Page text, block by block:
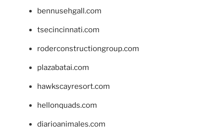
bennusehgall.com
tsecincinnati.com
roderconstructiongroup.com
plazabatai.com
hawkscayresort.com
hellonquads.com
diarioanimales.com